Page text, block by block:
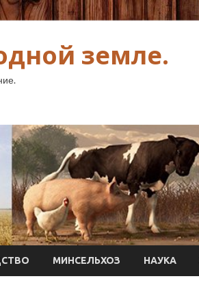
земле.
МИНСЕЛЬХОЗ НАУКА